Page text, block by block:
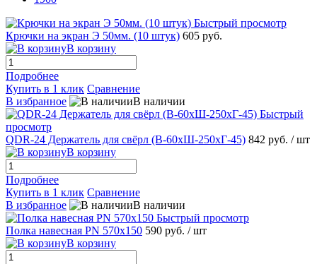
Быстрый просмотр
Крючки на экран Э 50мм. (10 штук) 605 руб.
В корзину
Подробнее
Купить в 1 клик Сравнение
В избранное
В наличии
Быстрый
просмотр
QDR-24 Держатель для свёрл (В-60хШ-250хГ-45) 842 руб. / шт
В корзину
Подробнее
Купить в 1 клик Сравнение
В избранное
В наличии
Быстрый просмотр
Полка навесная PN 570x150 590 руб. / шт
В корзину